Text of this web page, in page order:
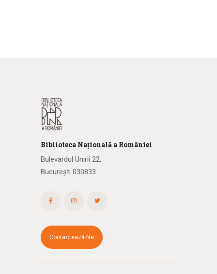
Biblioteca Națională a României
Bulevardul Unirii 22,
București 030833
Contactează-Ne